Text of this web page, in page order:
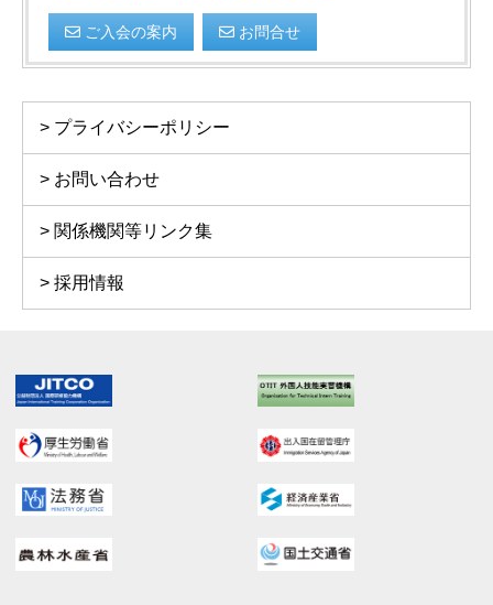
ご入会の案内 お問合せ
プライバシーポリシー
お問い合わせ
関係機関等リンク集
採用情報